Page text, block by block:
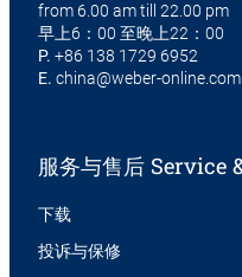
from 6.00 am till 22.00 pm
早上6：00 至晚上22：00
P. +86 138 1729 6952
E. china@weber-online.com
服务与售后 Service
下载
投诉与保修